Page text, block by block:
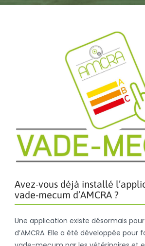
Avez-vous déjà installé
vade-mecum d’AMCRA ?
Une application existe désormais
d’AMCRA. Elle a été développée pour